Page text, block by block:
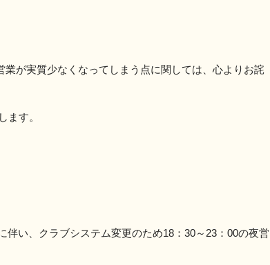
が実質少なくなってしまう点に関しては、心よりお詫
ます。
い、クラブシステム変更のため18：30～23：00の夜営